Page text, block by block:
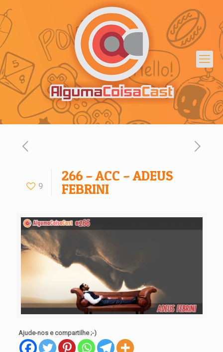
9
266 – ACC – ADEUS
FEBRINI
Ajude-nos e compartilhe ;-)